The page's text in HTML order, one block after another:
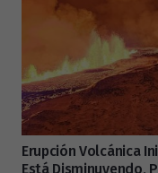
Erupción Volcánica
Está Disminuyendo,